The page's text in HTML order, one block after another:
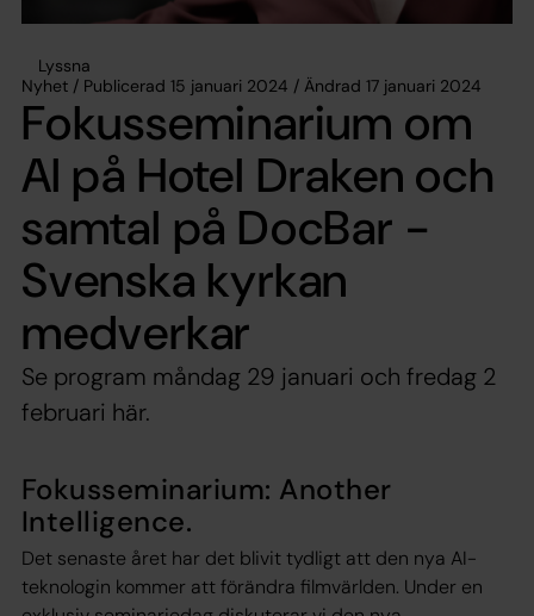
Lyssna
Nyhet / Publicerad 15 januari 2024 / Ändrad 17 januari 2024
Fokusseminarium om
AI på Hotel Draken och
samtal på DocBar -
Svenska kyrkan
medverkar
Se program måndag 29 januari och fredag 2
februari här.
Fokusseminarium: Another
Intelligence.
Det senaste året har det blivit tydligt att den nya AI-
teknologin kommer att förändra filmvärlden. Under en